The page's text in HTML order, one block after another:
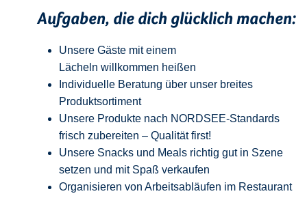
Aufgaben, die dich glücklich machen:
Unsere Gäste mit einem
Lächeln willkommen heißen
Individuelle Beratung über unser breites
Produktsortiment
Unsere Produkte nach NORDSEE-Standards
frisch zubereiten – Qualität first!
Unsere Snacks und Meals richtig gut in Szene
setzen und mit Spaß verkaufen
Organisieren von Arbeitsabläufen im Restaurant